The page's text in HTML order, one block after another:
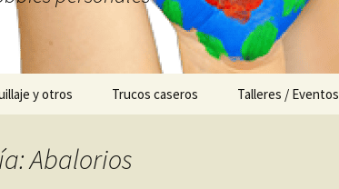
y otros Trucos caseros Talleres / Eventos
Abalorios